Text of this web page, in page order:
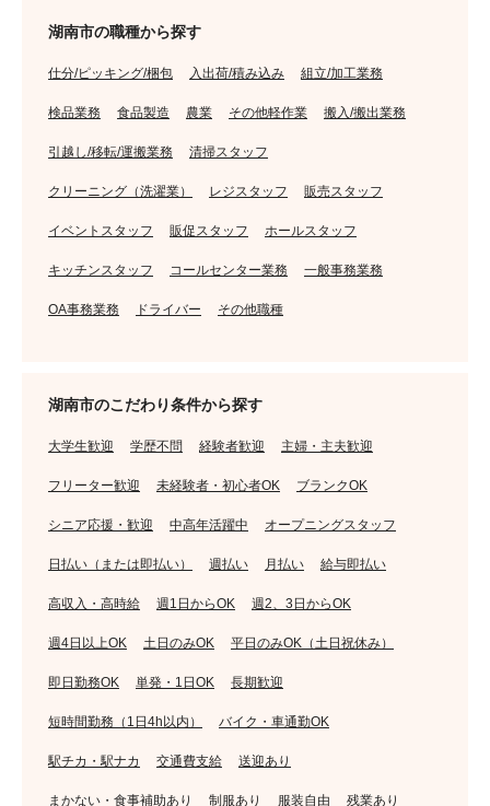
湖南市の職種から探す
仕分/ピッキング/梱包 入出荷/積み込み 組立/加工業務
検品業務 食品製造 農業 その他軽作業 搬入/搬出業務
引越し/移転/運搬業務 清掃スタッフ
クリーニング（洗濯業） レジスタッフ 販売スタッフ
イベントスタッフ 販促スタッフ ホールスタッフ
キッチンスタッフ コールセンター業務 一般事務業務
OA事務業務 ドライバー その他職種
湖南市のこだわり条件から探す
大学生歓迎 学歴不問 経験者歓迎 主婦・主夫歓迎
フリーター歓迎 未経験者・初心者OK ブランクOK
シニア応援・歓迎 中高年活躍中 オープニングスタッフ
日払い（または即払い） 週払い 月払い 給与即払い
高収入・高時給 週1日からOK 週2、3日からOK
週4日以上OK 土日のみOK 平日のみOK（土日祝休み）
即日勤務OK 単発・1日OK 長期歓迎
短時間勤務（1日4h以内） バイク・車通勤OK
駅チカ・駅ナカ 交通費支給 送迎あり
まかない・食事補助あり 制服あり 服装自由 残業あり